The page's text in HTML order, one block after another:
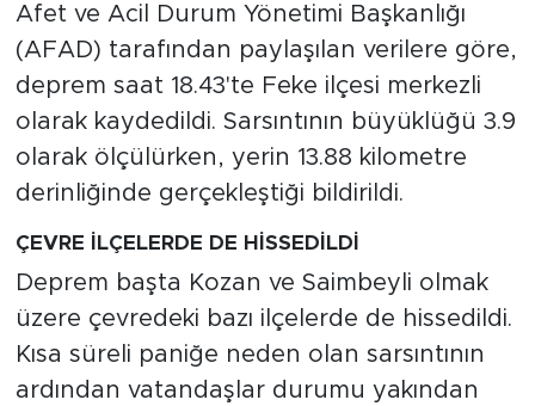
Afet ve Acil Durum Yönetimi Başkanlığı
(AFAD) tarafından paylaşılan verilere göre,
deprem saat 18.43'te Feke ilçesi merkezli
olarak kaydedildi. Sarsıntının büyüklüğü 3.9
olarak ölçülürken, yerin 13.88 kilometre
derinliğinde gerçekleştiği bildirildi.
ÇEVRE İLÇELERDE DE HİSSEDİLDİ
Deprem başta Kozan ve Saimbeyli olmak
üzere çevredeki bazı ilçelerde de hissedildi.
Kısa süreli paniğe neden olan sarsıntının
ardından vatandaşlar durumu yakından